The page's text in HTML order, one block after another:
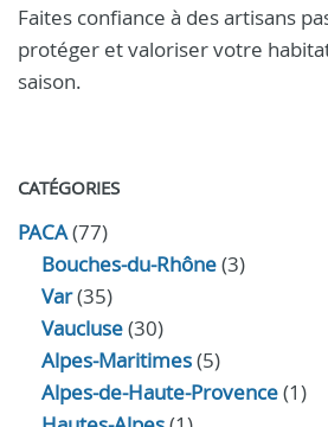
Faites confiance à des artisans
protéger et valoriser votre
saison.
CATÉGORIES
PACA(77)
Bouches-du-Rhône(3)
Var(35)
Vaucluse(30)
Alpes-Maritimes(5)
Alpes-de-Haute-Provence(1)